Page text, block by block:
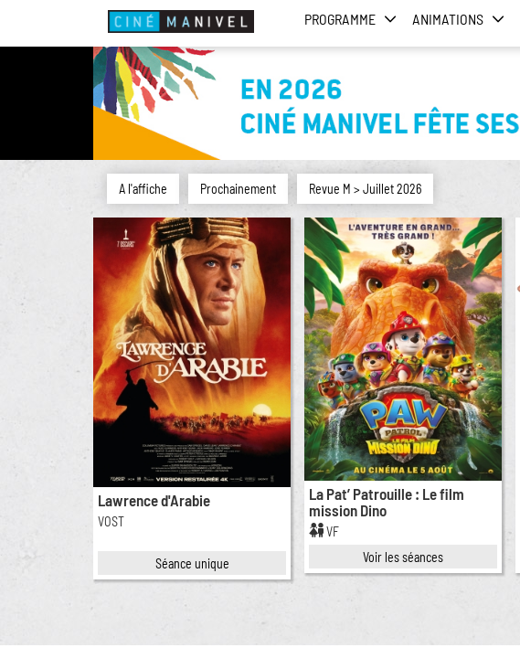
PROGRAMME ANIMATIONS
A l'affiche Prochainement Revue M > Juillet 2026
Lawrence d'Arabie
VOST
Séance unique
La Pat’ Patrouille : Le film
mission Dino
VF
Voir les séances